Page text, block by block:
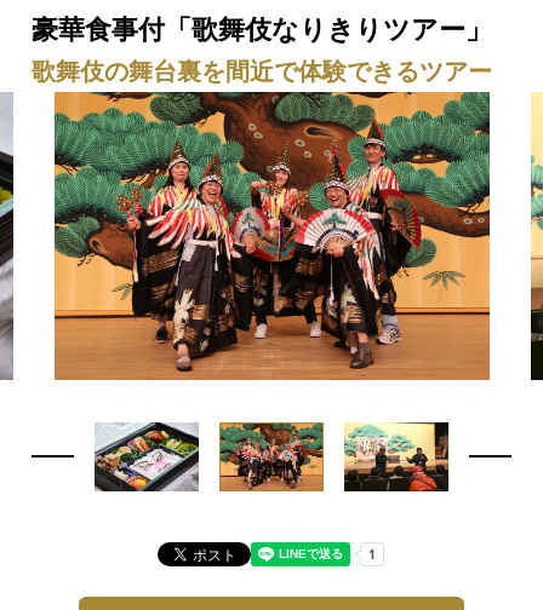
豪華食事付「歌舞伎なりきりツアー」
歌舞伎の舞台裏を間近で体験できるツアー